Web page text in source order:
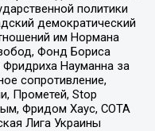
политики
демократический
им Нормана
Фонд Бориса
Науманна за
сопротивление,
Прометей, Stop
Фридом Хаус, СОТА
Лига Украины